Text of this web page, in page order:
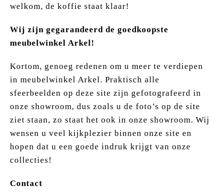
welkom, de koffie staat klaar!
Wij zijn gegarandeerd de goedkoopste
meubelwinkel Arkel!
Kortom, genoeg redenen om u meer te verdiepen
in meubelwinkel Arkel. Praktisch alle
sfeerbeelden op deze site zijn gefotografeerd in
onze showroom, dus zoals u de foto’s op de site
ziet staan, zo staat het ook in onze showroom. Wij
wensen u veel kijkplezier binnen onze site en
hopen dat u een goede indruk krijgt van onze
collecties!
Contact